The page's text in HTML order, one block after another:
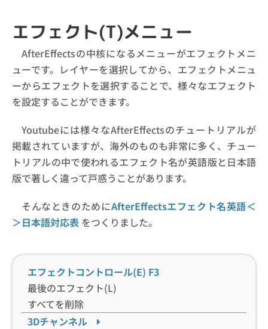
エフェクトコントロール(E) F3
最後のエフェクト(L)
すべてを削除
3Dチャンネル
エフェクト(T)メニュー
AfterEffectsの中核になるメニューがエフェクトメニ
ューです。レイヤーを選択してから、エフェクトメニュ
ーからエフェクトを選択することで、様々なエフェクト
を設定することができます。
Youtubeには様々なAfterEffectsのチュートリアルが
掲載されていますが、海外のものも非常に多く、チュー
トリアルの中で使われるエフェクト名が英語版と日本語
版で著しく違って戸惑うことがあります。
そんなときのためにAfterEffectsエフェクト名英語＜
＞日本語対応表 をつくりました。